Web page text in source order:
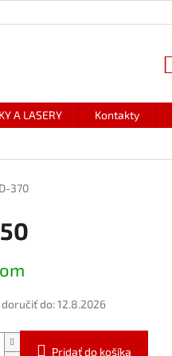
A LASERY Kontakty
D-370
do: 12.8.2026
Pridať do košíka